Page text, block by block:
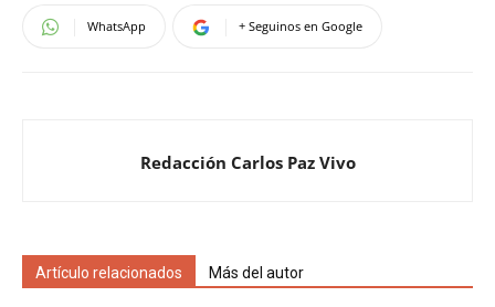
entradas
WhatsApp + Seguinos en Google
Redacción Carlos Paz Vivo
Artículo relacionados Más del autor